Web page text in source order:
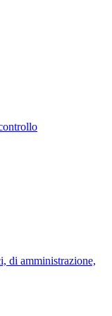
di amministrazione,